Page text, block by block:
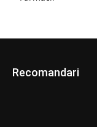
Recomandari